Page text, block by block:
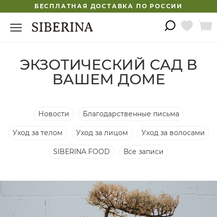
БЕСПЛАТНАЯ ДОСТАВКА ПО РОССИИ
​ЭКЗОТИЧЕСКИЙ САД В
ВАШЕМ ДОМЕ
Новости Благодарственные письма
Уход за телом Уход за лицом Уход за волосами
SIBERINA FOOD Все записи